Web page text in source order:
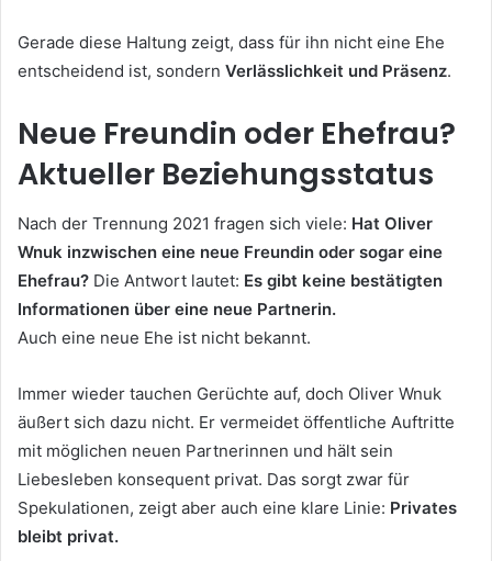
Gerade diese Haltung zeigt, dass für ihn nicht eine Ehe
entscheidend ist, sondern Verlässlichkeit und Präsenz.
Neue Freundin oder Ehefrau?
Aktueller Beziehungsstatus
Nach der Trennung 2021 fragen sich viele: Hat Oliver
Wnuk inzwischen eine neue Freundin oder sogar eine
Ehefrau? Die Antwort lautet: Es gibt keine bestätigten
Informationen über eine neue Partnerin.
Auch eine neue Ehe ist nicht bekannt.
Immer wieder tauchen Gerüchte auf, doch Oliver Wnuk
äußert sich dazu nicht. Er vermeidet öffentliche Auftritte
mit möglichen neuen Partnerinnen und hält sein
Liebesleben konsequent privat. Das sorgt zwar für
Spekulationen, zeigt aber auch eine klare Linie: Privates
bleibt privat.